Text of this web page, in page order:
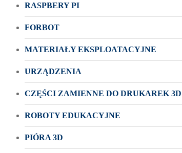
RASPBERY PI
FORBOT
MATERIAŁY EKSPLOATACYJNE
URZĄDZENIA
CZĘŚCI ZAMIENNE DO DRUKAREK 3D
ROBOTY EDUKACYJNE
PIÓRA 3D